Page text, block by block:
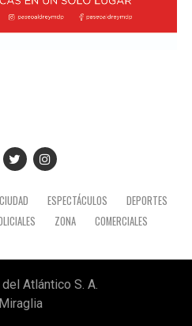
Karina Milei.
CIUDAD ESPECTÁCULOS
DEPORTES
ZONA COMERCIALES
Atlántico S. A.